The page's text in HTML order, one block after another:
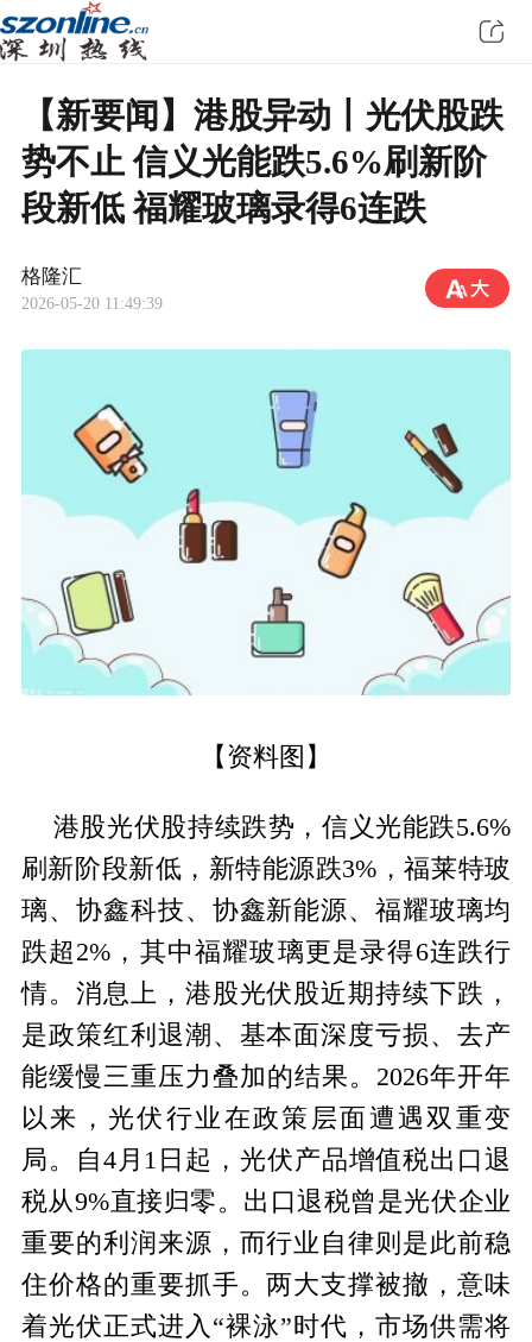
【新要闻】港股异动丨光伏股跌
势不止 信义光能跌5.6%刷新阶
段新低 福耀玻璃录得6连跌
格隆汇
2026-05-20 11:49:39
【资料图】
港股光伏股持续跌势，信义光能跌5.6%
刷新阶段新低，新特能源跌3%，福莱特玻
璃、协鑫科技、协鑫新能源、福耀玻璃均
跌超2%，其中福耀玻璃更是录得6连跌行
情。消息上，港股光伏股近期持续下跌，
是政策红利退潮、基本面深度亏损、去产
能缓慢三重压力叠加的结果。2026年开年
以来，光伏行业在政策层面遭遇双重变
局。自4月1日起，光伏产品增值税出口退
税从9%直接归零。出口退税曾是光伏企业
重要的利润来源，而行业自律则是此前稳
住价格的重要抓手。两大支撑被撤，意味
着光伏正式进入“裸泳”时代，市场供需将